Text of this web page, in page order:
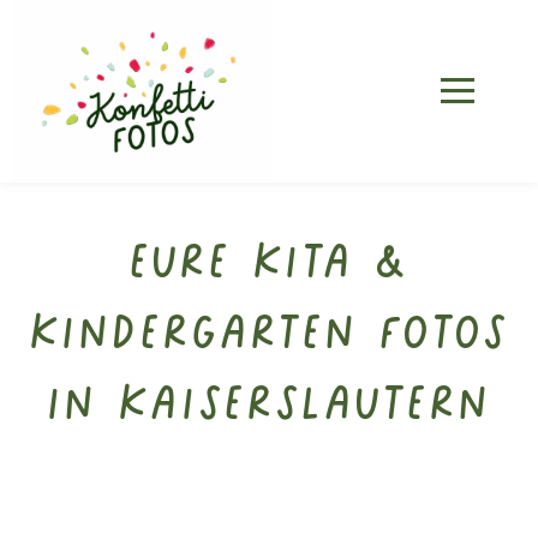
Eure Kita &
Kindergarten Fotos
in Kaiserslautern